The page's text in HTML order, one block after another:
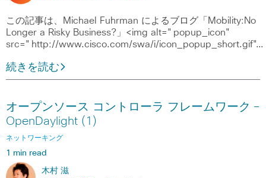
この記事は、Michael Fuhrman によるブログ「Mobility:No
Longer a Risky Business?」<img alt="popup_icon"
src="http://www.cisco.com/swa/i/icon_popup_short.gif"…
続きを読む
オープンソース コントローラ フレームワーク ―
OpenDaylight (1)
ネットワーキング
1 min read
木村 滋